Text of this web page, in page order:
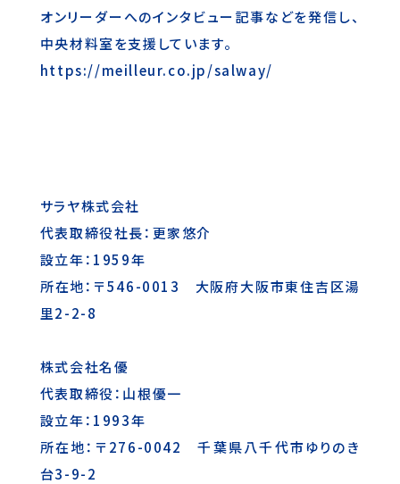
オンリーダーへのインタビュー記事などを発信し、
中央材料室を支援しています。
https://meilleur.co.jp/salway/
サラヤ株式会社
代表取締役社長：更家悠介
設立年：1959年
所在地：〒546-0013 大阪府大阪市東住吉区湯
里2-2-8
株式会社名優
代表取締役：山根優一
設立年：1993年
所在地：〒276-0042 千葉県八千代市ゆりのき
台3-9-2